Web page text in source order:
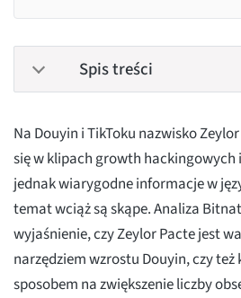
Spis treści
Na Douyin i TikToku nazwisko
się w klipach growth
jednak wiarygodne informacje w
temat wciąż są skąpe. Analiza
wyjaśnienie, czy Zeylor Pacte jest
narzędziem wzrostu Douyin, czy
sposobem na zwiększenie liczby